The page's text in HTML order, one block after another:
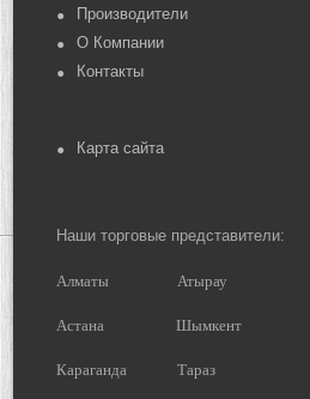
Производители
О Компании
Контакты
Карта сайта
Наши торговые представители:
Алматы Атырау
Астана Шымкент
Караганда Тараз